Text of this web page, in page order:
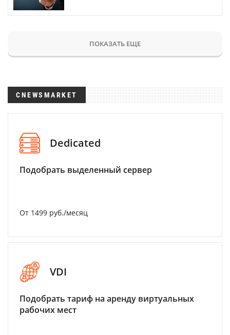
ПОКАЗАТЬ ЕЩЕ
CNEWSMARKET
Dedicated
Подобрать выделенный сервер
От 1499 руб./месяц
VDI
Подобрать тариф на аренду виртуальных
рабочих мест